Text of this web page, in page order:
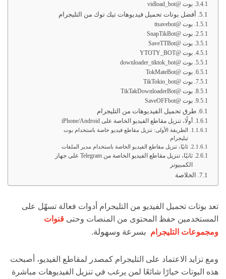
بوت @vidload_bot
أفضل بوتات تحميل فيديوهات تيك توك من التليجرام
بوت @ttsavebot
بوت @SnapTikBot
بوت @SaveTTBot
بوت @YTOTY_BOT
بوت @downloader_tiktok_bot
بوت @TokMateBot
بوت @TikTokio_bot
بوت @TikTakDownloaderBot
بوت @SaveOFFbot
طرق تحميل الفيديوهات من التليجرام
أولًا، تنزيل مقاطع الفيديو الخاصة على iPhone/Android
الطريقة الأولى: تنزيل مقاطع فيديو خاصة باستخدام بوت
تيليجرام
ثانيًا، تنزيل مقاطع الفيديو الخاصة باستخدام مدير الملفات
ثانيًا، تنزيل مقاطع الفيديو الخاصة من Telegram على جهاز
الكمبيوتر
الخلاصة
تعد بوتات تحميل الفيديو من التليجرام أدوات فعالة تسهّل على
المستخدمين حفظ المحتوى من المنصات وحتى قنوات
ومجموعات التليجرام بسرعة وسهولة.
ومع تزايد الاعتماد على التليجرام كمصدر لمقاطع الفيديو، أصبحت
هذه البوتات خيارًا شائعًا لمن يرغب في تنزيل الفيديوهات مباشرة